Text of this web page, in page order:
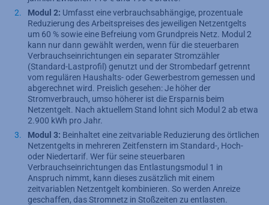
Modul 2: Umfasst eine verbrauchsabhängige, prozentuale
Reduzierung des Arbeitspreises des jeweiligen Netzentgelts
um 60 % sowie eine Befreiung vom Grundpreis Netz. Modul 2
kann nur dann gewählt werden, wenn für die steuerbaren
Verbrauchseinrichtungen ein separater Stromzähler
(Standard-Lastprofil) genutzt und der Strombedarf getrennt
vom regulären Haushalts- oder Gewerbestrom gemessen und
abgerechnet wird. Preislich gesehen: Je höher der
Stromverbrauch, umso höherer ist die Ersparnis beim
Netzentgelt. Nach aktuellem Stand lohnt sich Modul 2 ab etwa
2.900 kWh pro Jahr.
Modul 3: Beinhaltet eine zeitvariable Reduzierung des örtlichen
Netzentgelts in mehreren Zeitfenstern im Standard-, Hoch-
oder Niedertarif. Wer für seine steuerbaren
Verbrauchseinrichtungen das Entlastungsmodul 1 in
Anspruch nimmt, kann dieses zusätzlich mit einem
zeitvariablen Netzentgelt kombinieren. So werden Anreize
geschaffen, das Stromnetz in Stoßzeiten zu entlasten.